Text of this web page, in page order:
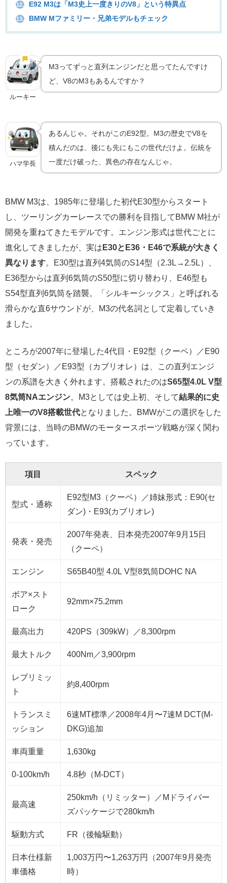
12. E92 M3は「M3史上一度きりのV8」という特異点
13. BMW Mファミリー・兄弟モデルもチェック
🏁 実車の魅力
M3史上たった一度のV8｜E92型M3の誕生
ルーキー
M3ってずっと直列エンジンだと思ってたんですけ
ど、V8のM3もあるんですか？
ハマ学長
あるんじゃ。それがこのE92型。M3の歴史でV8を
積んだのは、後にも先にもこの世代だけよ。伝統を
一度だけ破った、異色の存在なんじゃ。
BMW M3は、1985年に登場した初代E30型からスタート
し、ツーリングカーレースでの勝利を目指してBMW M社が
開発を重ねてきたモデルです。エンジン形式は世代ごとに
進化してきましたが、実は E30とE36・E46で系統が大きく
異なります。E30型は直列4気筒のS14型（2.3L→2.5L）、
E36型からは直列6気筒のS50型に切り替わり、E46型も
S54型直列6気筒を踏襲。「シルキーシックス」と呼ばれる
滑らかな直6サウンドが、M3の代名詞として定着していき
ました。
ところが2007年に登場した4代目・E92型（クーペ）／E90
型（セダン）／E93型（カブリオレ）は、この直列エンジ
ンの系譜を大きく外れます。搭載されたのはS65型4.0L V型
8気筒NAエンジン。M3としては史上初、そして結果的に史
上唯一のV8搭載世代となりました。BMWがこの選択をした
背景には、当時のBMWのモータースポーツ戦略が深く関わ
っています。
項目 スペック
型式・通称
E92型M3（クーペ）／姉妹形式：E90(セ
ダン)・E93(カブリオレ)
発表・発売
2007年発表、日本発売2007年9月15日
（クーペ）
エンジン S65B40型 4.0L V型8気筒DOHC NA
ボア×スト
ローク
92mm×75.2mm
最高出力 420PS（309kW）／8,300rpm
最大トルク 400Nm／3,900rpm
レブリミッ
ト
約8,400rpm
トランスミ
ッション
6速MT標準／2008年4月〜7速M DCT(M-
DKG)追加
車両重量 1,630kg
0-100km/h 4.8秒（M-DCT）
最高速
250km/h（リミッター）／Mドライバー
ズパッケージで280km/h
駆動方式 FR（後輪駆動）
日本仕様新
車価格
1,003万円〜1,263万円（2007年9月発売
時）